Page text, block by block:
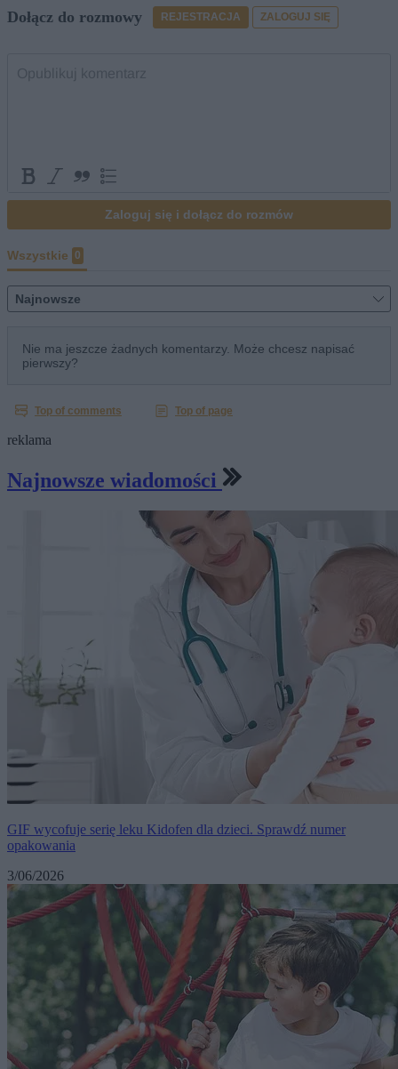
reklama
Najnowsze wiadomości
GIF wycofuje serię leku Kidofen dla dzieci. Sprawdź numer
opakowania
3/06/2026